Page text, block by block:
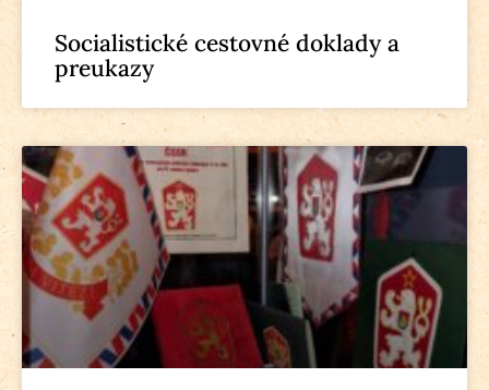
Socialistické cestovné doklady a
preukazy